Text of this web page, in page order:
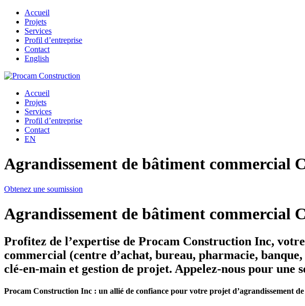
Accueil
Projets
Services
Profil d’entreprise
Contact
English
Accueil
Projets
Services
Profil d’entreprise
Contact
EN
Agrandissement de bâtiment commercial
Obtenez une soumission
Agrandissement de bâtiment commercial
Profitez de l’expertise de Procam Construction Inc,
commercial (centre d’achat, bureau, pharmacie,
clé-en-main et gestion de projet. Appelez-nous pour une
Procam Construction Inc : un allié de confiance pour votre projet d’agrandissement